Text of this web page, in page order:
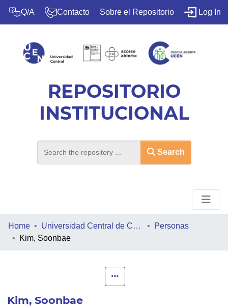
Q/A Contacto Sobre el Repositorio Log In
REPOSITORIO
INSTITUCIONAL
Search
HOME
PROJECTS
Home Universidad Central de Chile
Personas
Kim, Soonbae
Kim, Soonbae